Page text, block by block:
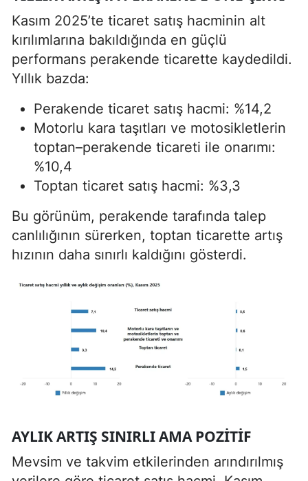
Kasım 2025’te ticaret satış hacminin alt
kırılımlarına bakıldığında en güçlü
performans perakende ticarette kaydedildi.
Yıllık bazda:
Perakende ticaret satış hacmi: %14,2
Motorlu kara taşıtları ve motosikletlerin
toptan–perakende ticareti ile onarımı:
%10,4
Toptan ticaret satış hacmi: %3,3
Bu görünüm, perakende tarafında talep
canlılığının sürerken, toptan ticarette artış
hızının daha sınırlı kaldığını gösterdi.
AYLIK ARTIŞ SINIRLI AMA POZITIF
Mevsim ve takvim etkilerinden arındırılmış